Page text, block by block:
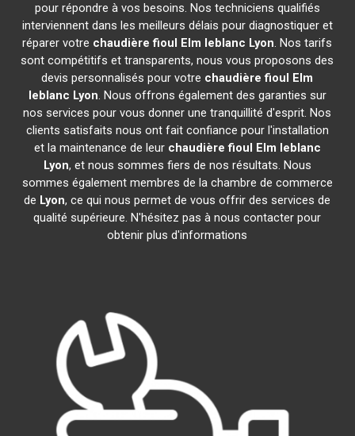
pour répondre à vos besoins. Nos techniciens qualifiés
interviennent dans les meilleurs délais pour diagnostiquer et
réparer votre chaudière fioul Elm leblanc Lyon. Nos tarifs
sont compétitifs et transparents, nous vous proposons des
devis personnalisés pour votre chaudière fioul Elm
leblanc Lyon. Nous offrons également des garanties sur
nos services pour vous donner une tranquillité d'esprit. Nos
clients satisfaits nous ont fait confiance pour l'installation
et la maintenance de leur chaudière fioul Elm leblanc
Lyon, et nous sommes fiers de nos résultats. Nous
sommes également membres de la chambre de commerce
de Lyon, ce qui nous permet de vous offrir des services de
qualité supérieure. N'hésitez pas à nous contacter pour
obtenir plus d'informations